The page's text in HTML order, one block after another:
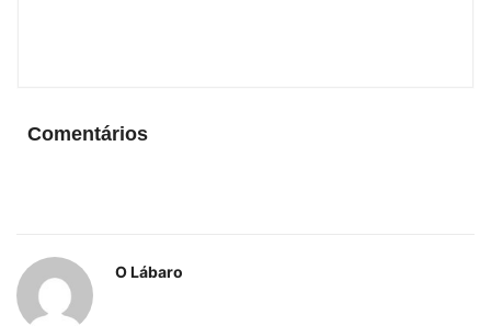
Comentários
O Lábaro